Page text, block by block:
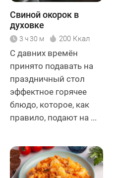
Свиной окорок в
духовке
3 ч 30 м 200 Ккал
С давних времён
принято подавать на
праздничный стол
эффектное горячее
блюдо, которое, как
правило, подают на ...